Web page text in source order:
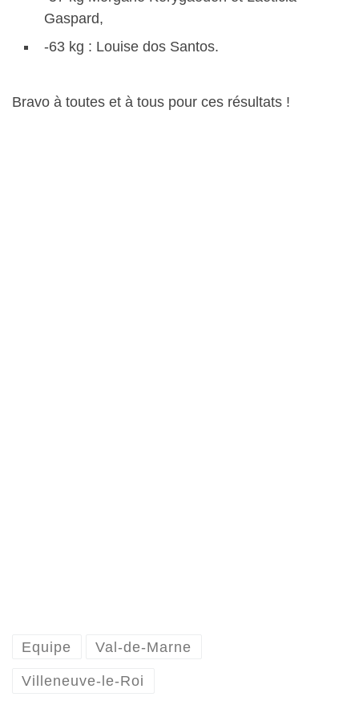
Gaspard,
-63 kg : Louise dos Santos.
Bravo à toutes et à tous pour ces résultats !
Equipe Val-de-Marne
Villeneuve-le-Roi